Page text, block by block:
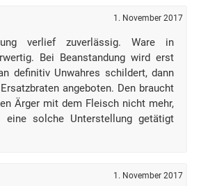
1. November 2017
verlief zuverlässig. Ware in
Bei Beanstandung wird erst
definitiv Unwahres schildert, dann
angeboten. Den braucht
Ärger mit dem Fleisch nicht mehr,
eine solche Unterstellung getätigt
1. November 2017